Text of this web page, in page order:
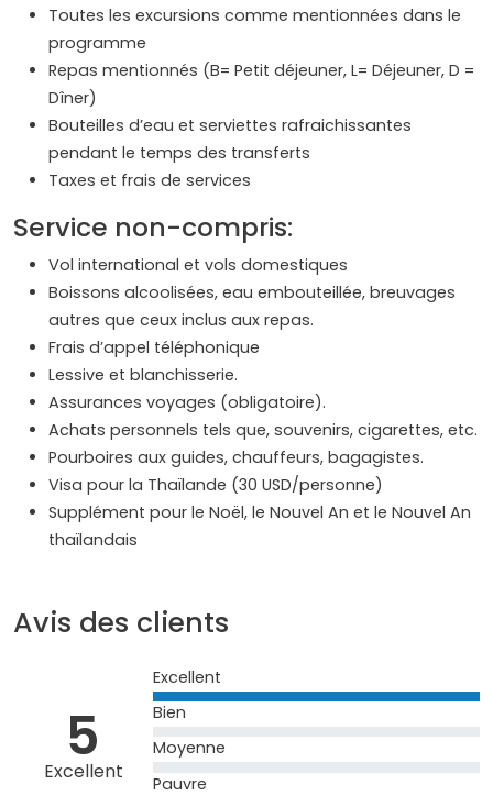
Toutes les excursions comme mentionnées dans le
programme
Repas mentionnés (B= Petit déjeuner, L= Déjeuner, D =
Dîner)
Bouteilles d’eau et serviettes rafraichissantes
pendant le temps des transferts
Taxes et frais de services
Service non-compris:
Vol international et vols domestiques
Boissons alcoolisées, eau embouteillée, breuvages
autres que ceux inclus aux repas.
Frais d’appel téléphonique
Lessive et blanchisserie.
Assurances voyages (obligatoire).
Achats personnels tels que, souvenirs, cigarettes, etc.
Pourboires aux guides, chauffeurs, bagagistes.
Visa pour la Thaïlande (30 USD/personne)
Supplément pour le Noël, le Nouvel An et le Nouvel An
thaïlandais
Avis des clients
5
Excellent
Excellent
Bien
Moyenne
Pauvre